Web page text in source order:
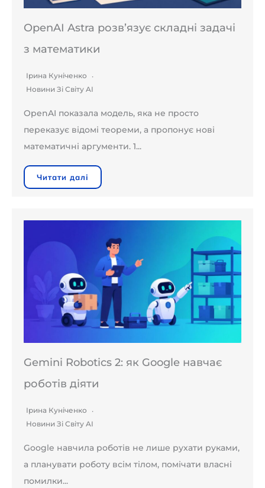
OpenAI Astra розв’язує складні задачі
з математики
Ірина Куніченко
Новини Зі Світу AI
OpenAI показала модель, яка не просто
переказує відомі теореми, а пропонує нові
математичні аргументи. 1...
Читати далі
Gemini Robotics 2: як Google навчає
роботів діяти
Ірина Куніченко
Новини Зі Світу AI
Google навчила роботів не лише рухати руками,
а планувати роботу всім тілом, помічати власні
помилки...